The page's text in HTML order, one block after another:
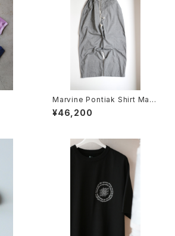
Marvine Pontiak Shirt Mak
ers / Monpe Pants
¥46,200